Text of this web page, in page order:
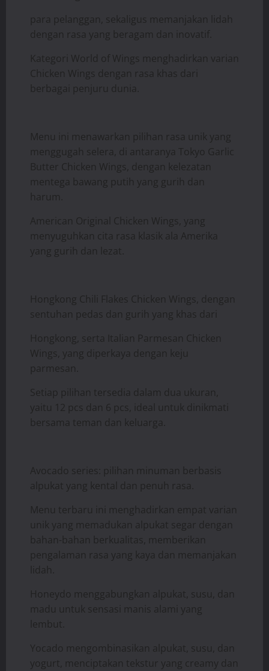
para pelanggan, sekaligus memanjakan lidah
dengan rasa yang beragam dan inovatif.
Kategori World of Wings menghadirkan varian
Chicken Wings dengan rasa khas dari
berbagai penjuru dunia.
Menu ini menawarkan pilihan rasa unik yang
menggugah selera, di antaranya Tokyo Garlic
Butter Chicken Wings, dengan kelezatan
mentega bawang putih yang gurih dan
harum.
American Original Chicken Wings, yang
menyuguhkan cita rasa klasik ala Amerika
yang gurih dan lezat.
Hongkong Chili Flakes Chicken Wings, dengan
sentuhan pedas dan gurih yang khas dari
Hongkong, serta Italian Parmesan Chicken
Wings, yang diperkaya dengan keju
parmesan.
Setiap pilihan tersedia dalam dua ukuran,
yaitu 12 pcs dan 6 pcs, ideal untuk dinikmati
bersama teman dan keluarga.
Avocado series: pilihan minuman berbasis
alpukat yang kental dan penuh rasa.
Menu terbaru ini menghadirkan empat varian
unik yang memadukan alpukat segar dengan
bahan-bahan berkualitas, memberikan
pengalaman rasa yang kaya dan memanjakan
lidah.
Honeydo menggabungkan alpukat, susu, dan
madu untuk sensasi manis alami yang
lembut.
Yocado mengombinasikan alpukat, susu, dan
yogurt, menciptakan tekstur yang creamy dan